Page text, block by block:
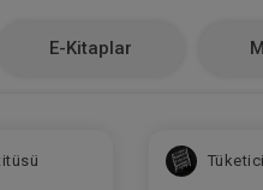
E-Kitaplar